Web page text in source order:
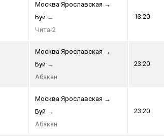
Москва Ярославская →
Буй →
Чита-2
13:20
Москва Ярославская →
Буй →
Абакан
23:20
Москва Ярославская →
Буй →
Абакан
23:20